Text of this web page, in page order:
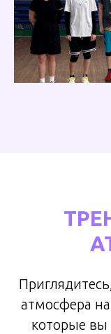
атмосфера
которые вы